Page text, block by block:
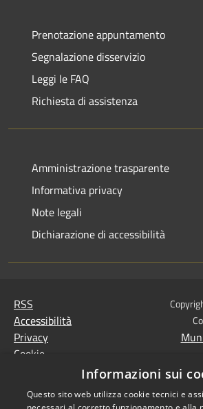
Prenotazione appuntamento
Segnalazione disservizio
Leggi le FAQ
Richiesta di assistenza
Amministrazione trasparente
Informativa privacy
Note legali
Dichiarazione di accessibilità
RSS
Accessibilità
Privacy
Cookie
MISSIONE 2 Rivoluzione
verde e transizione
Informazioni sui
Questo sito web utilizza cookie tecnici e